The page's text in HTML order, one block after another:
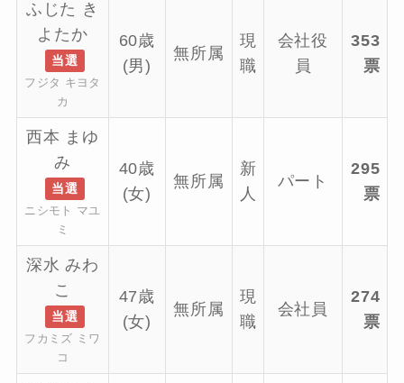
ふじた き
よたか
当選
フジタ キヨタ
カ
60歳
(男)
無所属
現
職
会社役
員
353
票
西本 まゆ
み
当選
ニシモト マユ
ミ
40歳
(女)
無所属
新
人
パート
295
票
深水 みわ
こ
当選
フカミズ ミワ
コ
47歳
(女)
無所属
現
職
会社員
274
票